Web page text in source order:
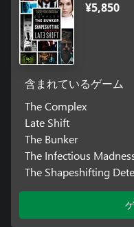
¥5,850
含まれているゲーム
The Complex
Late Shift
The Bunker
The Infectious
The Shapeshifting